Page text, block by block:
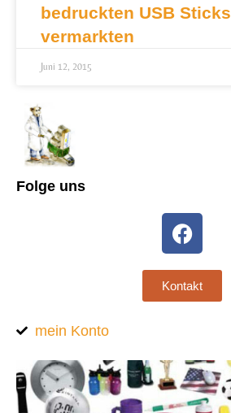
bedruckten USB Sticks
vermarkten
Juni 12, 2015
Folge uns
Kontakt
mein Konto